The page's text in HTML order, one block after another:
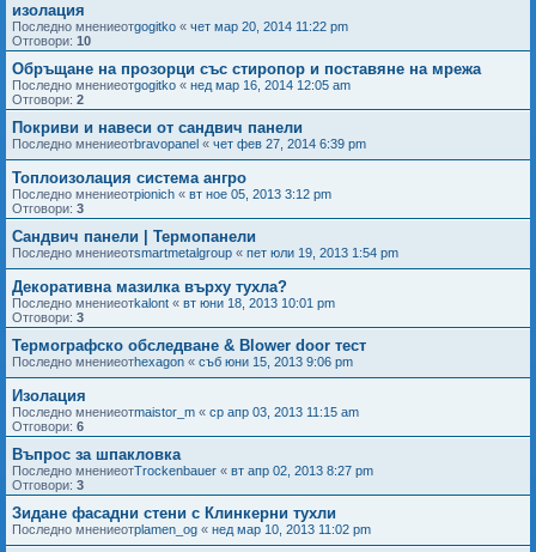
изолация
Последно мнениеотgogitko « чет мар 20, 2014 11:22 pm
Отговори: 10
Обръщане на прозорци със стиропор и поставяне на мрежа
Последно мнениеотgogitko « нед мар 16, 2014 12:05 am
Отговори: 2
Покриви и навеси от сандвич панели
Последно мнениеотbravopanel « чет фев 27, 2014 6:39 pm
Топлоизолация система ангро
Последно мнениеотpionich « вт ное 05, 2013 3:12 pm
Отговори: 3
Сандвич панели | Термопанели
Последно мнениеотsmartmetalgroup « пет юли 19, 2013 1:54 pm
Декоративна мазилка върху тухла?
Последно мнениеотkalont « вт юни 18, 2013 10:01 pm
Отговори: 3
Термографско обследване & Blower door тест
Последно мнениеотhexagon « съб юни 15, 2013 9:06 pm
Изолация
Последно мнениеотmaistor_m « ср апр 03, 2013 11:15 am
Отговори: 6
Въпрос за шпакловка
Последно мнениеотTrockenbauer « вт апр 02, 2013 8:27 pm
Отговори: 3
Зидане фасадни стени с Клинкерни тухли
Последно мнениеотplamen_og « нед мар 10, 2013 11:02 pm